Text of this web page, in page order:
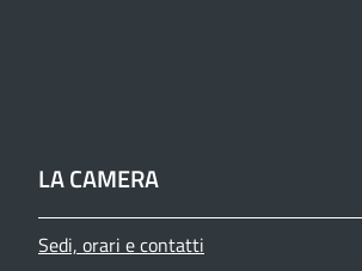
LA CAMERA
Sedi, orari e contatti